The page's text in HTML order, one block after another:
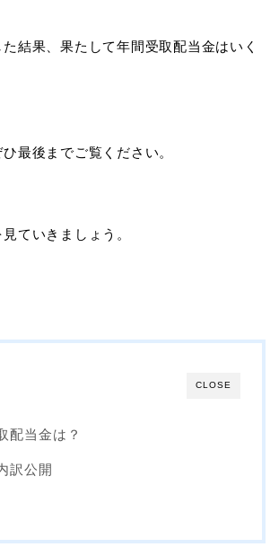
結果、果たして年間受取配当金はいく
最後までご覧ください。
ていきましょう。
CLOSE
配当金は？
訳公開